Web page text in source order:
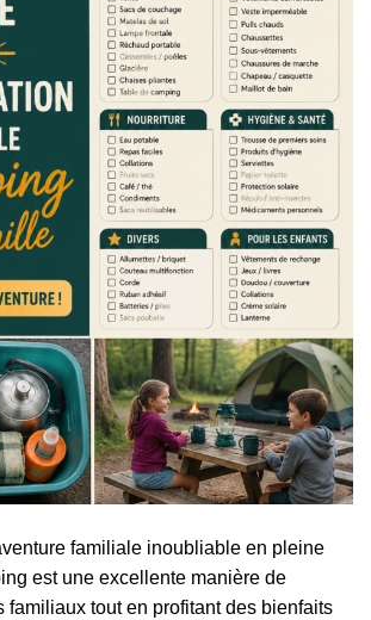
familiale inoubliable en pleine
est une excellente manière de
familiaux tout en profitant des bienfaits